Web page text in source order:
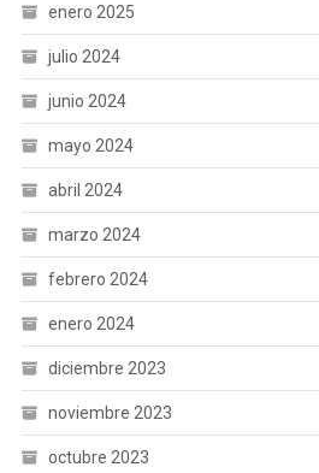
enero 2025
julio 2024
junio 2024
mayo 2024
abril 2024
marzo 2024
febrero 2024
enero 2024
diciembre 2023
noviembre 2023
octubre 2023